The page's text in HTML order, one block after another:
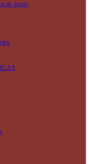
de Jesús